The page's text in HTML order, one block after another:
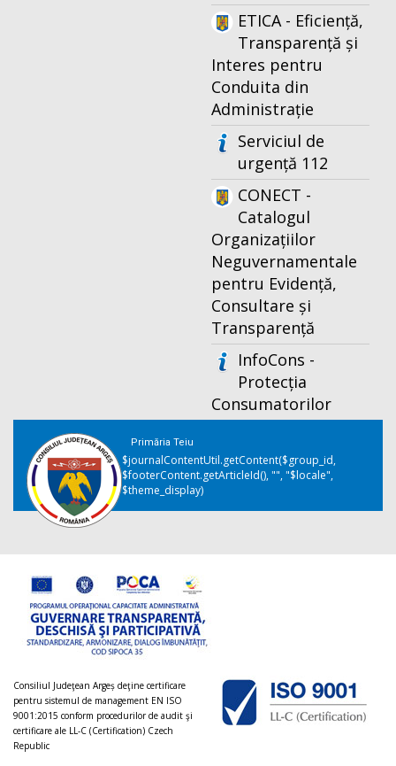
ETICA - Eficiență,
Transparență și
Interes pentru
Conduita din
Administrație
Serviciul de
urgență 112
CONECT -
Catalogul
Organizațiilor
Neguvernamentale
pentru Evidență,
Consultare și
Transparență
InfoCons -
Protecția
Consumatorilor
Primăria Teiu
$journalContentUtil.getContent($group_id,
$footerContent.getArticleId(), "", "$locale",
$theme_display)
Consiliul Judeţean Argeș deţine certificare
pentru sistemul de management EN ISO
9001:2015 conform procedurilor de audit şi
certificare ale LL-C (Certification) Czech
Republic